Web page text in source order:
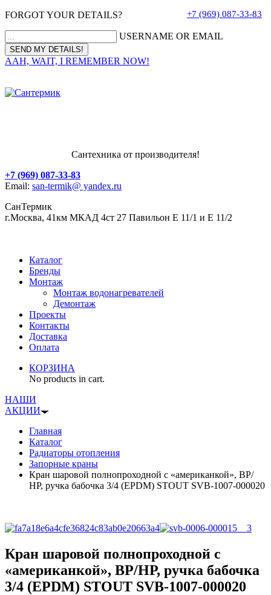
FORGOT YOUR DETAILS?
USERNAME OR EMAIL
AAH, WAIT, I REMEMBER NOW!
+7 (969) 087-33-83
Сантехника от производителя!
+7 (969) 087-33-83
Email: san-termik@ yandex.ru
СанТермик
г.Москва, 41км МКАД 4ст 27 Павильон Е 11/1 и Е 11/2
Каталог
Бренды
Монтаж
Монтаж водонагревателей
Демонтаж
Проекты
Контакты
Доставка
Оплата
КОРЗИНА
No products in cart.
НАШИ
АКЦИИ
Главная
Каталог
Радиаторы отопления
Запорные краны
Кран шаровой полнопроходной с «американкой», ВР/
НР, ручка бабочка 3/4 (EPDM) STOUT SVB-1007-000020
Кран шаровой полнопроходной с
«американкой», ВР/НР, ручка бабочка
3/4 (EPDM) STOUT SVB-1007-000020